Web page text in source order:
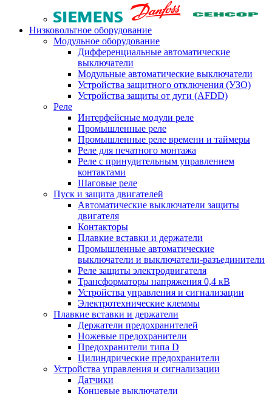
Низковольтное оборудование
Модульное оборудование
Дифференциальные автоматические
выключатели
Модульные автоматические выключатели
Устройства защитного отключения (УЗО)
Устройства защиты от дуги (AFDD)
Реле
Интерфейсные модули реле
Промышленные реле
Промышленные реле времени и таймеры
Реле для печатного монтажа
Реле с принудительным управлением
контактами
Шаговые реле
Пуск и защита двигателей
Автоматические выключатели защиты
двигателя
Контакторы
Плавкие вставки и держатели
Промышленные автоматические
выключатели и выключатели-разъединители
Реле защиты электродвигателя
Трансформаторы напряжения 0,4 кВ
Устройства управления и сигнализации
Электротехнические клеммы
Плавкие вставки и держатели
Держатели предохранителей
Ножевые предохранители
Предохранители типа D
Цилиндрические предохранители
Устройства управления и сигнализации
Датчики
Концевые выключатели